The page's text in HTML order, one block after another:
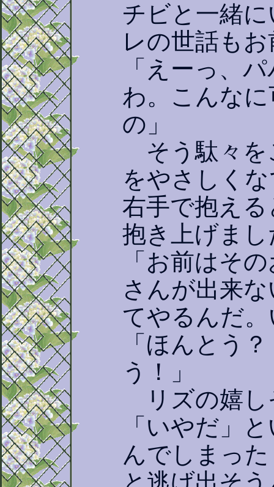
チビと一緒
レの世話も
「えーっ、
わ。こんな
の」
そう駄々を
をやさしく
右手で抱え
抱き上げまし
「お前はそ
さんが出来
てやるんだ
「ほんとう
う！」
リズの嬉し
「いやだ」
んでしまっ